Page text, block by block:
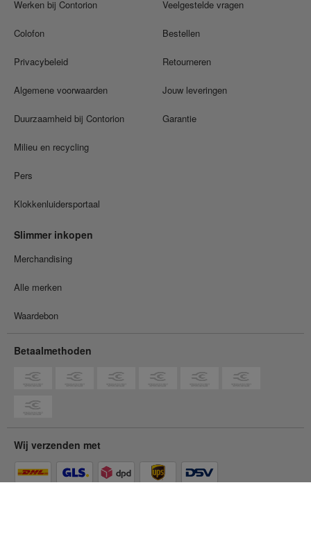
Werken bij Contorion
Colofon
Privacybeleid
Algemene voorwaarden
Duurzaamheid bij Contorion
Milieu en recycling
Pers
Klokkenluidersportaal
Veelgestelde vragen
Bestellen
Retourneren
Jouw leveringen
Garantie
Slimmer inkopen
Merchandising
Alle merken
Waardebon
Betaalmethoden
Wij verzenden met